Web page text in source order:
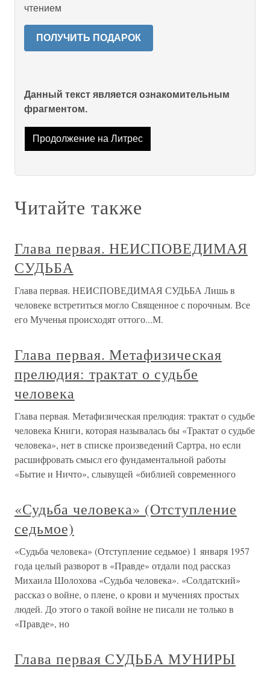
чтением
ПОЛУЧИТЬ ПОДАРОК
Данный текст является ознакомительным
фрагментом.
Продолжение на Литрес
Читайте также
Глава первая. НЕИСПОВЕДИМАЯ
СУДЬБА
Глава первая. НЕИСПОВЕДИМАЯ СУДЬБА Лишь в
человеке встретиться могло Священное с порочным. Все
его Мученья происходят оттого...М.
Глава первая. Метафизическая
прелюдия: трактат о судьбе
человека
Глава первая. Метафизическая прелюдия: трактат о судьбе
человека Книги, которая называлась бы «Трактат о судьбе
человека», нет в списке произведений Сартра, но если
расшифровать смысл его фундаментальной работы
«Бытие и Ничто», слывущей «библией современного
«Судьба человека» (Отступление
седьмое)
«Судьба человека» (Отступление седьмое) 1 января 1957
года целый разворот в «Правде» отдали под рассказ
Михаила Шолохова «Судьба человека». «Солдатский»
рассказ о войне, о плене, о крови и мучениях простых
людей. До этого о такой войне не писали не только в
«Правде», но
Глава первая СУДЬБА МУНИРЫ